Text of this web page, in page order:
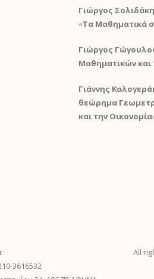
Γιώργος
«Τα Μαθηματικά
Γιώργος
Μαθηματικών
Γιάννης
θεώρημα
και την Οικονομία
3616532
All